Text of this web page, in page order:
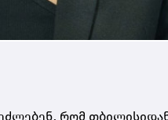
რომ